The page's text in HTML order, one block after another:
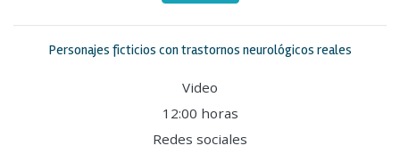
Personajes ficticios con trastornos neurológicos reales
Video
12:00 horas
Redes sociales